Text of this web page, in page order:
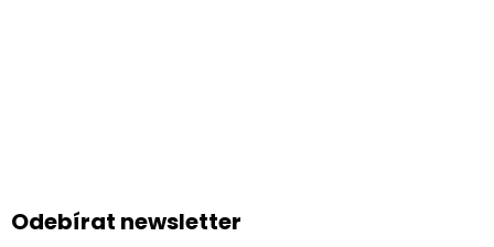
Odebírat newsletter